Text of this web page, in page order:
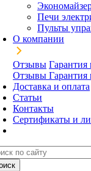
Печи
Пульты
О компании
Отзывы Гарантия
Отзывы Гарантия
Доставка и оплата
Статьи
Контакты
Сертификаты и